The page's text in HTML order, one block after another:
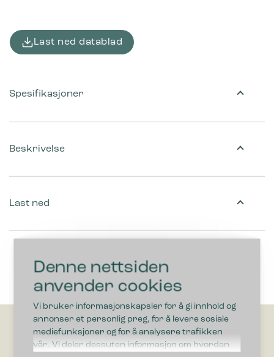
Denne nettsiden
anvender cookies
Vi bruker informasjonskapsler for å gi innhold og
annonser et personlig preg, for å levere sosiale
mediefunksjoner og for å analysere trafikken
vår. Vi deler dessuten informasjon om hvordan
Last ned datablad
Beskrivelse
Last ned
Spesifikasjoner